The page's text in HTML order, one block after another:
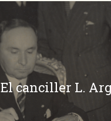
El canciller L.